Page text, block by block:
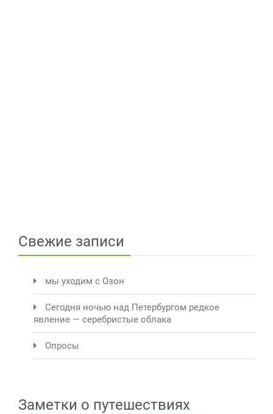
Свежие записи
мы уходим с Озон
Сегодня ночью над Петербургом редкое
явление — серебристые облака
Опросы
Заметки о путешествиях